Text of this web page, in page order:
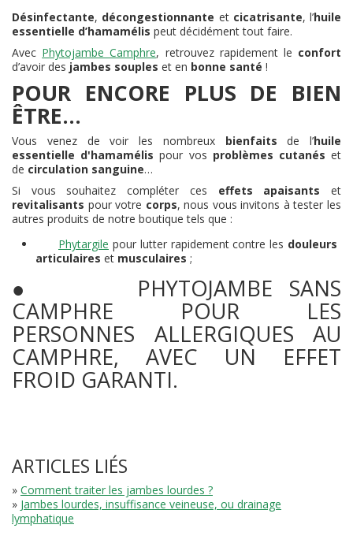
Désinfectante, décongestionnante et cicatrisante, l’huile
essentielle d’hamamélis peut décidément tout faire.
Avec Phytojambe Camphre, retrouvez rapidement le confort
d’avoir des jambes souples et en bonne santé !
POUR ENCORE PLUS DE BIEN
ÊTRE...
Vous venez de voir les nombreuxbienfaits de l’huile
essentielle d'hamamélis pour vos problèmes cutanés et
de circulation sanguine…
Si vous souhaitez compléter ces effets apaisants et
revitalisants pour votre corps, nous vous invitons à tester les
autres produits de notre boutique tels que :
Phytargile pour lutter rapidement contre les douleurs
articulaires et musculaires ;
● PHYTOJAMBE SANS
CAMPHRE POUR LES
PERSONNES ALLERGIQUES AU
CAMPHRE, AVEC UN EFFET
FROID GARANTI.
ARTICLES LIÉS
» Comment traiter les jambes lourdes ?
» Jambes lourdes, insuffisance veineuse, ou drainage
lymphatique